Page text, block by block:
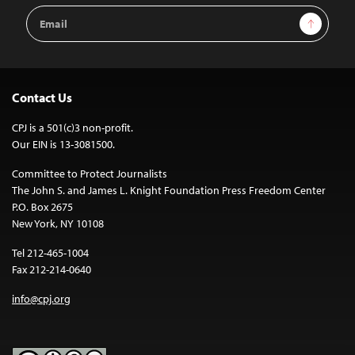
Email
Address
Sign Up
Contact Us
CPJ is a 501(c)3 non-profit.
Our EIN is 13-3081500.
Committee to Protect Journalists
The John S. and James L. Knight Foundation Press Freedom Center
P.O. Box 2675
New York, NY 10108
Tel 212-465-1004
Fax 212-214-0640
info@cpj.org